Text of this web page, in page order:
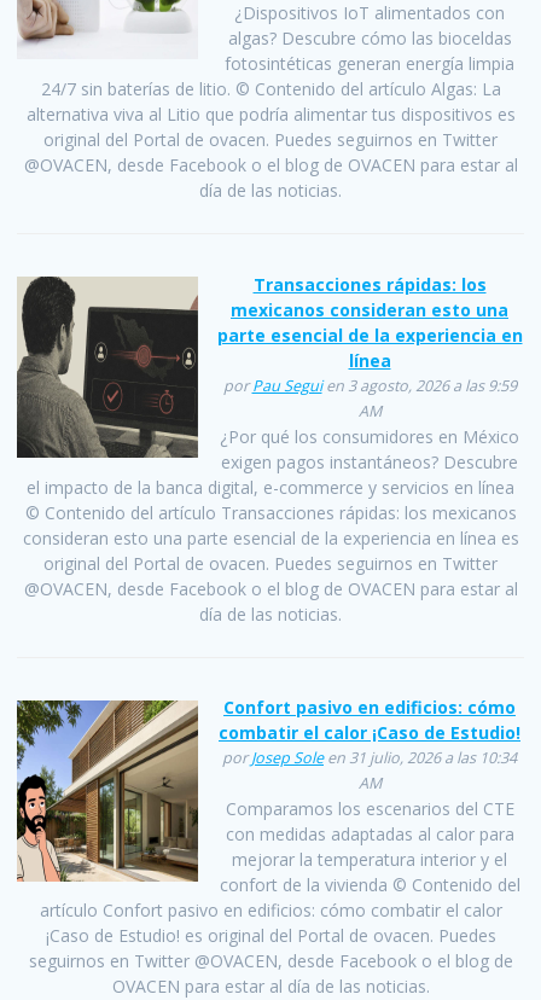
¿Dispositivos IoT alimentados con
algas? Descubre cómo las bioceldas
fotosintéticas generan energía limpia
24/7 sin baterías de litio. © Contenido del artículo Algas: La
alternativa viva al Litio que podría alimentar tus dispositivos es
original del Portal de ovacen. Puedes seguirnos en Twitter
@OVACEN, desde Facebook o el blog de OVACEN para estar al
día de las noticias.
Transacciones rápidas: los
mexicanos consideran esto una
parte esencial de la experiencia en
línea
porPau Seguien 3 agosto, 2026 a las 9:59
AM
¿Por qué los consumidores en México
exigen pagos instantáneos? Descubre
el impacto de la banca digital, e-commerce y servicios en línea
© Contenido del artículo Transacciones rápidas: los mexicanos
consideran esto una parte esencial de la experiencia en línea es
original del Portal de ovacen. Puedes seguirnos en Twitter
@OVACEN, desde Facebook o el blog de OVACEN para estar al
día de las noticias.
Confort pasivo en edificios: cómo
combatir el calor ¡Caso de Estudio!
porJosep Soleen 31 julio, 2026 a las 10:34
AM
Comparamos los escenarios del CTE
con medidas adaptadas al calor para
mejorar la temperatura interior y el
confort de la vivienda © Contenido del
artículo Confort pasivo en edificios: cómo combatir el calor
¡Caso de Estudio! es original del Portal de ovacen. Puedes
seguirnos en Twitter @OVACEN, desde Facebook o el blog de
OVACEN para estar al día de las noticias.